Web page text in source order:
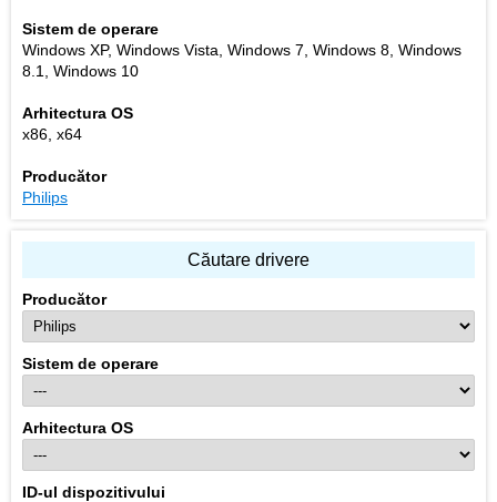
Sistem de operare
Windows XP, Windows Vista, Windows 7, Windows 8, Windows
8.1, Windows 10
Arhitectura OS
x86, x64
Producător
Philips
Căutare drivere
Producător
Sistem de operare
Arhitectura OS
ID-ul dispozitivului